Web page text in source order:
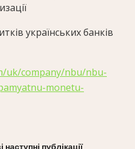
українських банків
uk/company/nbu/nbu-
monetu-